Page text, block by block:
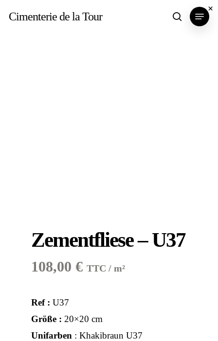
Cimenterie de la Tour search
Menu
Zementfliese – U37
108,00 € TTC / m²
Ref : U37
Größe : 20×20 cm
Unifarben : Khakibraun U37
×